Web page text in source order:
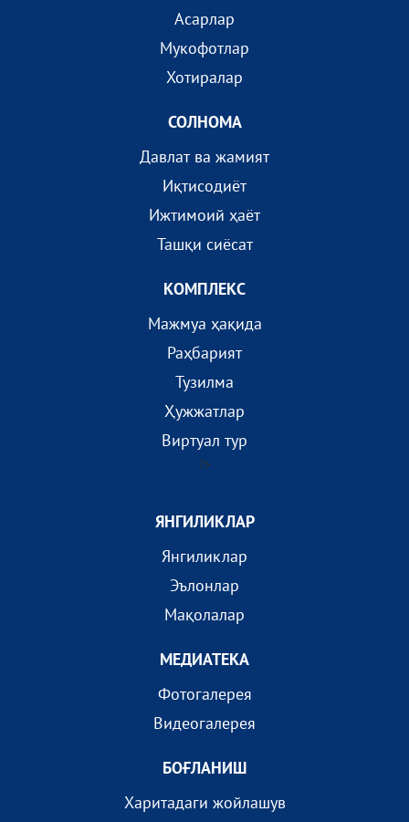
Асарлар
Мукофотлар
Хотиралар
СОЛНОМА
Давлат ва жамият
Иқтисодиёт
Ижтимоий ҳаёт
Ташқи сиёсат
КОМПЛEКС
Мажмуа ҳақида
Раҳбарият
Тузилма
Ҳужжатлар
Виртуал тур
?>
ЯНГИЛИКЛАР
Янгиликлар
Эълонлар
Мақолалар
МEДИАТEКА
Фотогалерея
Видеогалерея
БОҒЛАНИШ
Харитадаги жойлашув